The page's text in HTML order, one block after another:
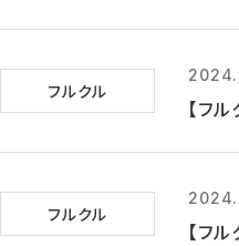
フルクル
【フ
フルクル
【フ